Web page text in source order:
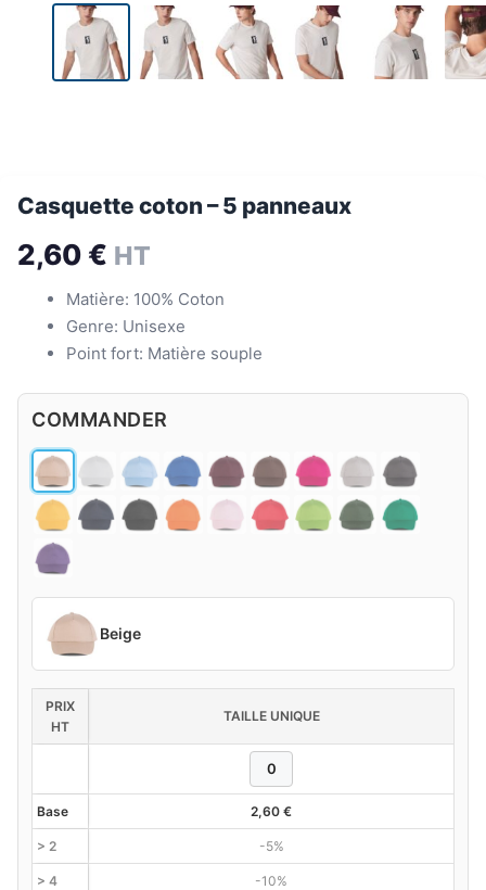
Casquette coton – 5 panneaux
2,60 € HT
Matière: 100% Coton
Genre: Unisexe
Point fort: Matière souple
COMMANDER
Beige
PRIX
HT
TAILLE UNIQUE
Base 2,60 €
> 2 -5%
> 4 -10%